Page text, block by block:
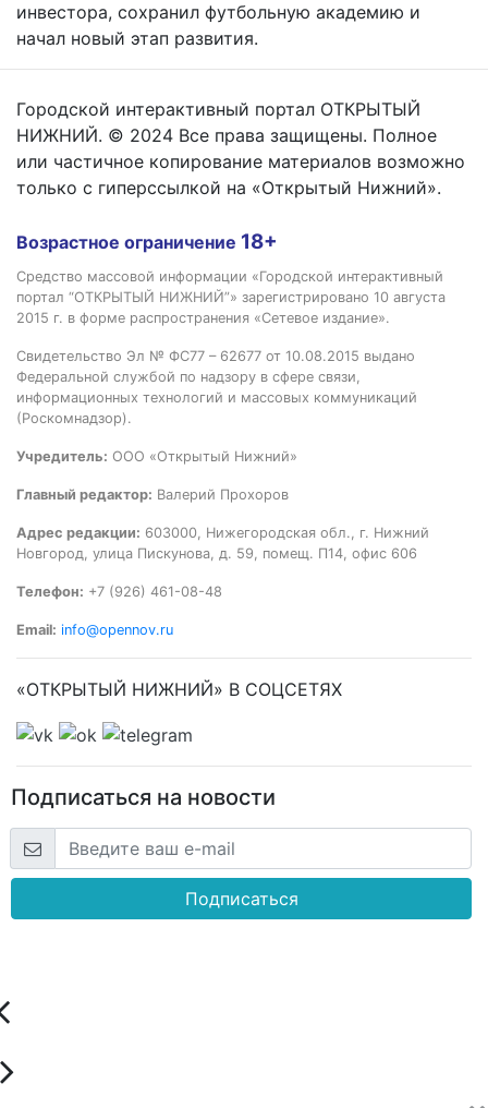
инвестора, сохранил футбольную академию и
начал новый этап развития.
Городской интерактивный портал ОТКРЫТЫЙ
НИЖНИЙ. © 2024 Все права защищены. Полное
или частичное копирование материалов возможно
только с гиперссылкой на «Открытый Нижний».
Возрастное ограничение 18+
Средство массовой информации «Городской интерактивный
портал “ОТКРЫТЫЙ НИЖНИЙ”» зарегистрировано 10 августа
2015 г. в форме распространения «Сетевое издание».
Свидетельство Эл № ФС77 – 62677 от 10.08.2015 выдано
Федеральной службой по надзору в сфере связи,
информационных технологий и массовых коммуникаций
(Роскомнадзор).
Учредитель: ООО «Открытый Нижний»
Главный редактор: Валерий Прохоров
Адрес редакции: 603000, Нижегородская обл., г. Нижний
Новгород, улица Пискунова, д. 59, помещ. П14, офис 606
Телефон: +7 (926) 461-08-48
Email: info@opennov.ru
«ОТКРЫТЫЙ НИЖНИЙ» В СОЦСЕТЯХ
Подписаться на новости
Подписаться